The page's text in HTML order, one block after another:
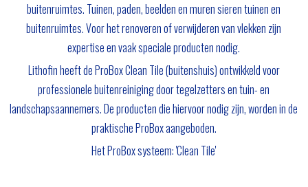
buitenruimtes. Tuinen, paden, beelden en muren sieren tuinen en
buitenruimtes. Voor het renoveren of verwijderen van vlekken zijn
expertise en vaak speciale producten nodig.
Lithofin heeft de ProBox Clean Tile (buitenshuis) ontwikkeld voor
professionele buitenreiniging door tegelzetters en tuin- en
landschapsaannemers. De producten die hiervoor nodig zijn, worden in de
praktische ProBox aangeboden.
Het ProBox systeem: 'Clean Tile'